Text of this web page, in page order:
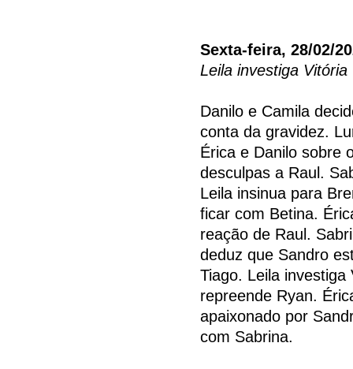
Sexta-feira, 28/02/
Leila investiga Vitória
Danilo e Camila
conta da gravidez.
Érica e Danilo sobre
desculpas a Raul.
Leila insinua para
ficar com Betina.
reação de Raul.
deduz que Sandro
Tiago. Leila
repreende Ryan.
apaixonado por
com Sabrina.